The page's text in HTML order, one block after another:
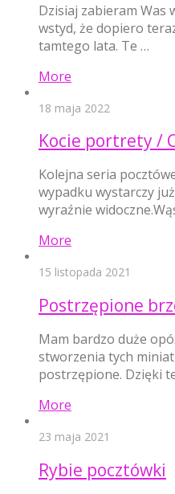
Dzisiaj zabieram Was
wstyd, że dopiero
tamtego lata. Te …
More
18 maja 2022
Kocie portrety /
Kolejna seria
wypadku wystarczy
wyraźnie
More
15 listopada 2021
Postrzępione
Mam bardzo duże
stworzenia tych
postrzępione. Dzięki
More
23 maja 2021
Rybie pocztówki